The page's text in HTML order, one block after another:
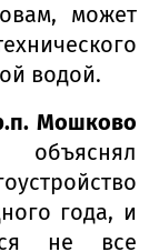
может
водой.
Мошково
года, и
не все